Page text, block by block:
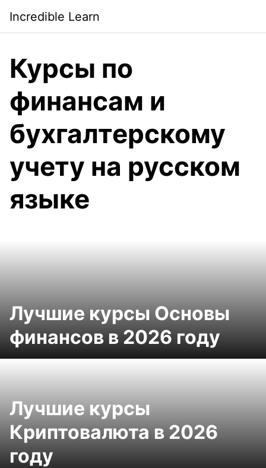
contenido
Incredible Learn
Курсы по
финансам и
бухгалтерскому
учету на русском
языке
Лучшие курсы Основы
финансов в 2026 году
Лучшие курсы
Криптовалюта в 2026
году